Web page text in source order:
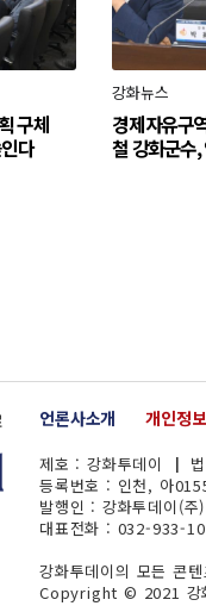
구체
다
강화뉴스
경제자유구
철 강화군수
언론사소개 개인정
제호 : 강화투데이 ┃
등록번호 : 인천, 아
발행인 : 강화투데이(
대표전화 : 032-933-
강화투데이의 모든 콘
Copyright © 2021